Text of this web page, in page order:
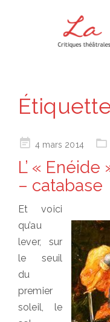
Posted4 mars 2014
L’ «
– catabase
Et voici
qu’au
lever, sur
le seuil
du
premier
soleil, le